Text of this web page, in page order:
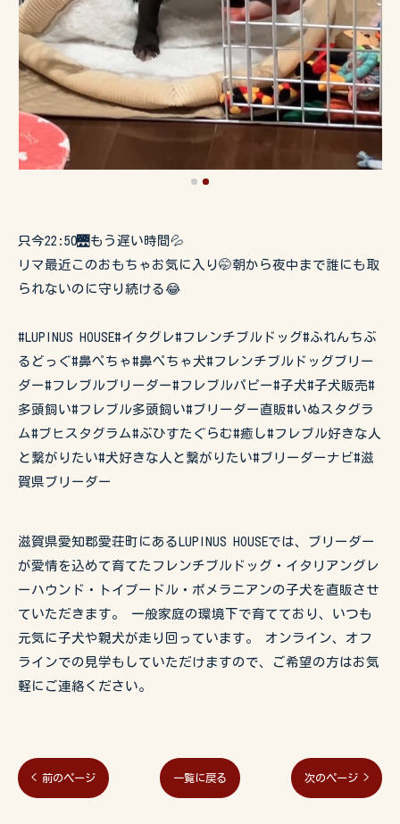
只今22:50🌉もう遅い時間💦
リマ最近このおもちゃお気に入り🤭朝から夜中まで誰にも取
られないのに守り続ける😂
#LUPINUS HOUSE#イタグレ#フレンチブルドッグ#ふれんちぶ
るどっぐ#鼻ぺちゃ#鼻ぺちゃ犬#フレンチブルドッグブリー
ダー#フレブルブリーダー#フレブルパピー#子犬#子犬販売#
多頭飼い#フレブル多頭飼い#ブリーダー直販#いぬスタグラ
ム#ブヒスタグラム#ぶひすたぐらむ#癒し#フレブル好きな人
と繋がりたい#犬好きな人と繋がりたい#ブリーダーナビ#滋
賀県ブリーダー
滋賀県愛知郡愛荘町にあるLUPINUS HOUSEでは、ブリーダー
が愛情を込めて育てたフレンチブルドッグ・イタリアングレ
ーハウンド・トイプードル・ポメラニアンの子犬を直販させ
ていただきます。 一般家庭の環境下で育てており、いつも
元気に子犬や親犬が走り回っています。 オンライン、オフ
ラインでの見学もしていただけますので、ご希望の方はお気
軽にご連絡ください。
< 前のページ 一覧に戻る 次のページ >